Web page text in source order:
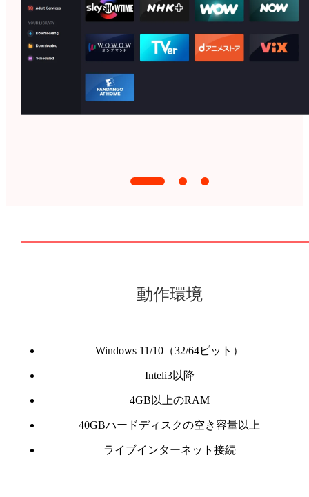
動作環境
Windows 11/10（32/64ビット）
Inteli3以降
4GB以上のRAM
40GBハードディスクの空き容量以上
ライブインターネット接続